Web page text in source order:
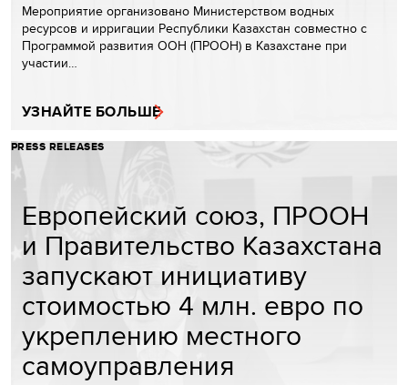
Мероприятие организовано Министерством водных
ресурсов и ирригации Республики Казахстан совместно с
Программой развития ООН (ПРООН) в Казахстане при
участии…
УЗНАЙТЕ БОЛЬШЕ
PRESS RELEASES
Европейский союз, ПРООН
и Правительство Казахстана
запускают инициативу
стоимостью 4 млн. евро по
укреплению местного
самоуправления